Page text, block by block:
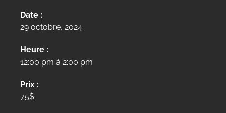
Date :
29 octobre, 2024
Heure :
12:00 pm à 2:00 pm
Prix :
75$